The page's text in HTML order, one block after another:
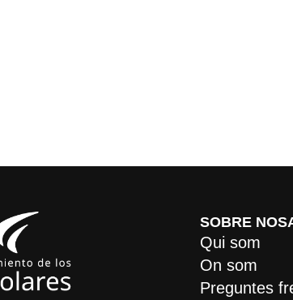
SOBRE
Qui som
On som
Preguntes